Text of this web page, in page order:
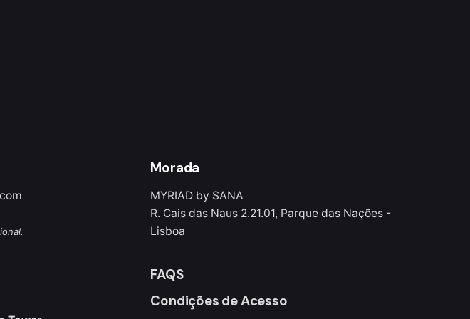
Morada
MYRIAD by SANA
R. Cais das Naus 2.21.01, Parque das Nações -
Lisboa
FAQS
Condições de Acesso